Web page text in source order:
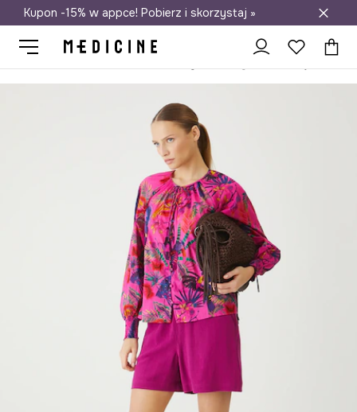
Darmowa dostawa do salonów
Kupon -15% w appce! Pobierz i skorzystaj »